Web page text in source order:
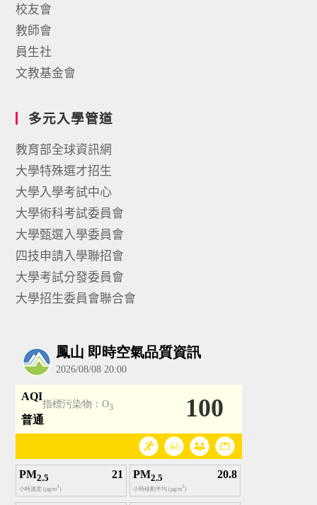
校友會
教師會
員生社
文教基金會
多元入學管道
教育部全球資訊網
大學特殊選才招生
大學入學考試中心
大學術科考試委員會
大學甄選入學委員會
四技申請入學聯招會
大學考試分發委員會
大學招生委員會聯合會